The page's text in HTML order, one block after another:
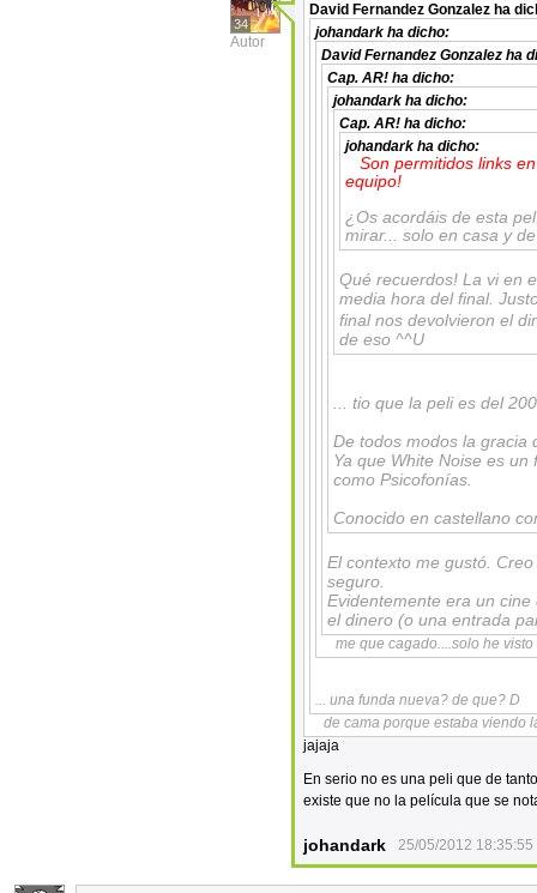
34
Autor
David Fernandez Gonzalez ha
johandark ha dicho:
David Fernandez Gonzalez ha
Cap. AR! ha dicho:
johandark ha dicho:
Cap. AR! ha dicho:
johandark ha dicho:
Son permitidos links
equipo!
¿Os acordáis de esta
mirar... solo en casa y
Qué recuerdos! La vi en
media hora del final.
final nos devolvieron el
de eso ^^U
... tio que la peli es del
De todos modos la gracia
Ya que White Noise es
como Psicofonías.
Conocido en castellano
El contexto me gustó.
seguro.
Evidentemente era un
el dinero (o una entrada
me que cagado....solo he
... una funda nueva? de que? D
de cama porque estaba viendo
jajaja
En serio no es una peli que de
existe que no la película que se
johandark 25/05/2012 18:35:55